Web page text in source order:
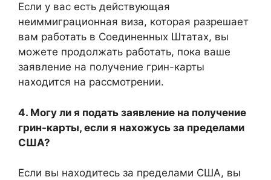
Если у вас есть действующая
неиммиграционная виза, которая разрешает
вам работать в Соединенных Штатах, вы
можете продолжать работать, пока ваше
заявление на получение грин-карты
находится на рассмотрении.
4. Могу ли я подать заявление на получение
грин-карты, если я нахожусь за пределами
США?
Если вы находитесь за пределами США, вы